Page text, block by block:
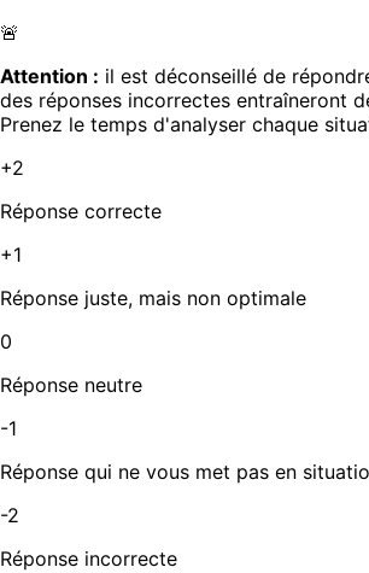
🚨
Attention : il est déconseillé de
des réponses incorrectes entraîneront
Prenez le temps d'analyser chaque
+2
Réponse correcte
+1
Réponse juste, mais non optimale
0
Réponse neutre
-1
Réponse qui ne vous met pas en
-2
Réponse incorrecte